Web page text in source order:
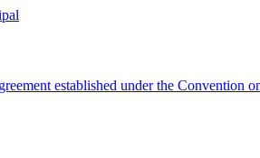
established under the Convention